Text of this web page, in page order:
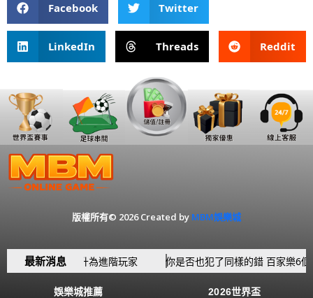
Facebook Twitter
LinkedIn Threads Reddit
版權所有© 2026 Created by MBM娛樂城
最新消息
從新手躍升為進階玩家 你是否也犯了同樣的錯 百家樂6個新手
娛樂城推薦 2026世界盃